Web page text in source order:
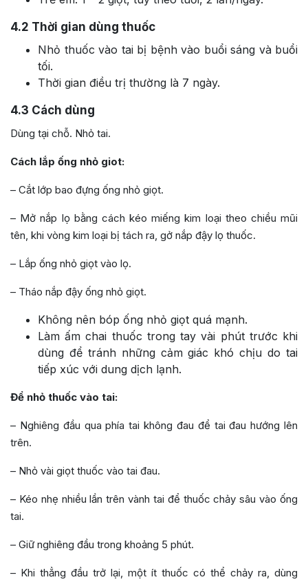
4.2 Thời gian dùng thuốc
Nhỏ thuốc vào tai bị bệnh vào buổi sáng và buổi
tối.
Thời gian điều trị thường là 7 ngày.
4.3 Cách dùng
Dùng tại chỗ. Nhỏ tai.
Cách lắp ống nhỏ giot:
– Cắt lớp bao đựng ống nhỏ giọt.
– Mở nắp lọ bằng cách kéo miếng kim loại theo chiều mũi
tên, khi vòng kim loại bị tách ra, gở nắp đậy lọ thuốc.
– Lắp ống nhỏ giọt vào lọ.
– Tháo nắp đậy ống nhỏ giọt.
Không nên bóp ống nhỏ giọt quá mạnh.
Làm ấm chai thuốc trong tay vài phút trước khi
dùng để tránh những cảm giác khó chịu do tai
tiếp xúc với dung dịch lạnh.
Để nhỏ thuốc vào tai:
– Nghiêng đầu qua phía tai không đau để tai đau hướng lên
trên.
– Nhỏ vài giọt thuốc vào tai đau.
– Kéo nhẹ nhiều lần trên vành tai để thuốc chảy sâu vào ống
tai.
– Giữ nghiêng đầu trong khoảng 5 phút.
– Khi thẳng đầu trở lại, một ít thuốc có thể chảy ra, dùng